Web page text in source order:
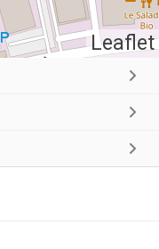
Leaflet